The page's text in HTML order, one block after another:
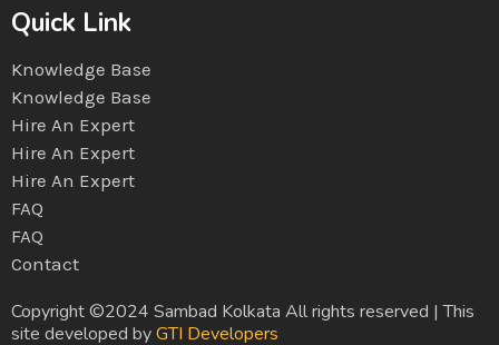
Quick Link
Knowledge Base
Knowledge Base
Hire An Expert
Hire An Expert
Hire An Expert
FAQ
FAQ
Contact
Copyright ©2024 Sambad Kolkata All rights reserved | This
site developed byGTI Developers